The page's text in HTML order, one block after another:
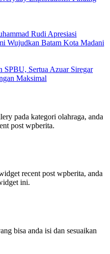
Rudi Apresiasi
Wujudkan Batam Kota Madani
SPBU, Sertua Azuar Siregar
Maksimal
pada kategori olahraga, anda
post wpberita.
recent post wpberita, anda
ini.
bisa anda isi dan sesuaikan